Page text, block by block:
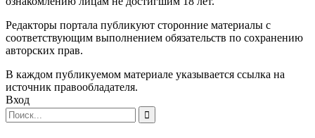
Редакторы портала публикуют сторонние материалы с
соответствующим выполнением обязательств по сохранению
авторских прав.
В каждом публикуемом материале указывается ссылка на
источник правообладателя.
Вход